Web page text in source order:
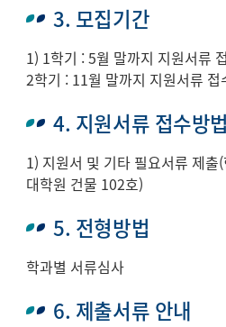
3. 모집기간
1) 1학기 : 5월 말까지 지원서류
2학기 : 11월 말까지 지원서류
4. 지원서류 접수방법
1) 지원서 및 기타 필요서류 제
대학원 건물 102호)
5. 전형방법
학과별 서류심사
6. 제출서류 안내